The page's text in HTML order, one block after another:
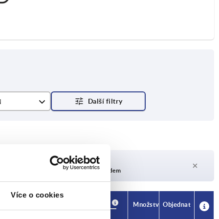
Více o cookies
Doba dodání na vyžádání
V současné době není skladem
Množství Objednat